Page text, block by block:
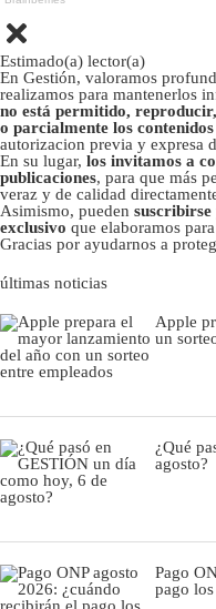
Estimado(a) lector(a)
En Gestión, valoramos
realizamos para mantenerlos
no está permitido,
o parcialmente los contenidos
autorizacion previa y expresa
En su lugar, los invitamos a
publicaciones, para que más
veraz y de calidad
Asimismo, pueden
exclusivo que elaboramos
Gracias por ayudarnos a
últimas noticias
Apple
un
¿Qué
agosto?
Pago
pago